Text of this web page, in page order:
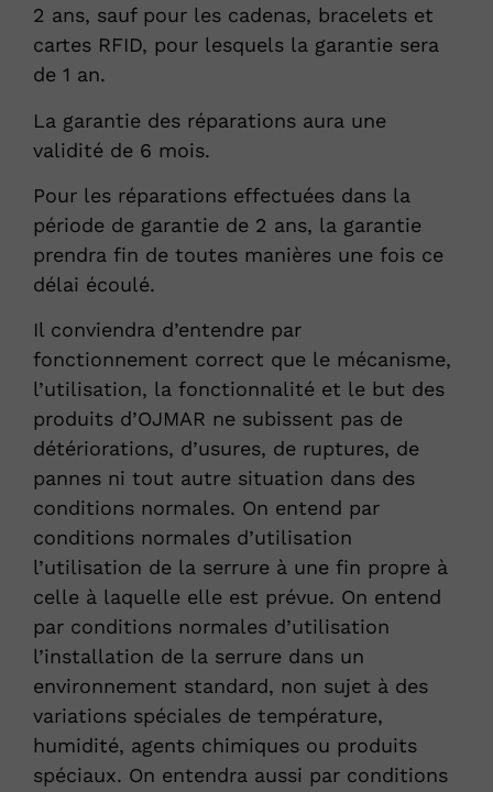
2 ans, sauf pour les cadenas, bracelets et
cartes RFID, pour lesquels la garantie sera
de 1 an.
La garantie des réparations aura une
validité de 6 mois.
Pour les réparations effectuées dans la
période de garantie de 2 ans, la garantie
prendra fin de toutes manières une fois ce
délai écoulé.
Il conviendra d’entendre par
fonctionnement correct que le mécanisme,
l’utilisation, la fonctionnalité et le but des
produits d’OJMAR ne subissent pas de
détériorations, d’usures, de ruptures, de
pannes ni tout autre situation dans des
conditions normales. On entend par
conditions normales d’utilisation
l’utilisation de la serrure à une fin propre à
celle à laquelle elle est prévue. On entend
par conditions normales d’utilisation
l’installation de la serrure dans un
environnement standard, non sujet à des
variations spéciales de température,
humidité, agents chimiques ou produits
spéciaux. On entendra aussi par conditions